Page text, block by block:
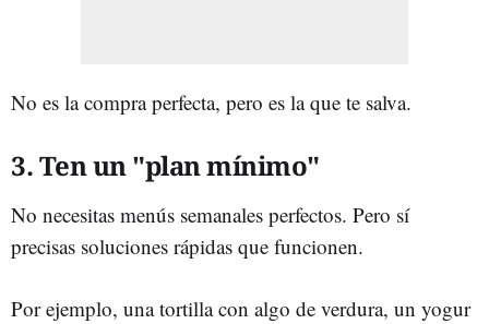
No es la compra perfecta, pero es la que te salva.
3. Ten un "plan mínimo"
No necesitas menús semanales perfectos. Pero sí
precisas soluciones rápidas que funcionen.
Por ejemplo, una tortilla con algo de verdura, un yogur